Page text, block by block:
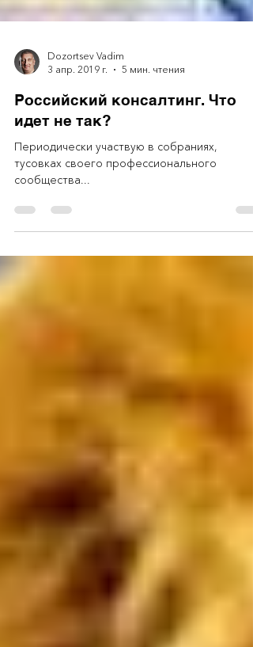
Dozortsev Vadim
3 апр. 2019 г.
5 мин. чтения
Российский консалтинг. Что
идет не так?
Периодически участвую в собраниях,
сообщества...